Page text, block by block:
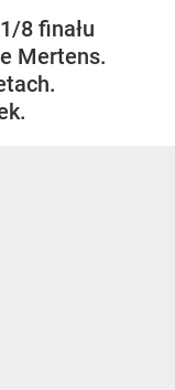
8 finału
Mertens.